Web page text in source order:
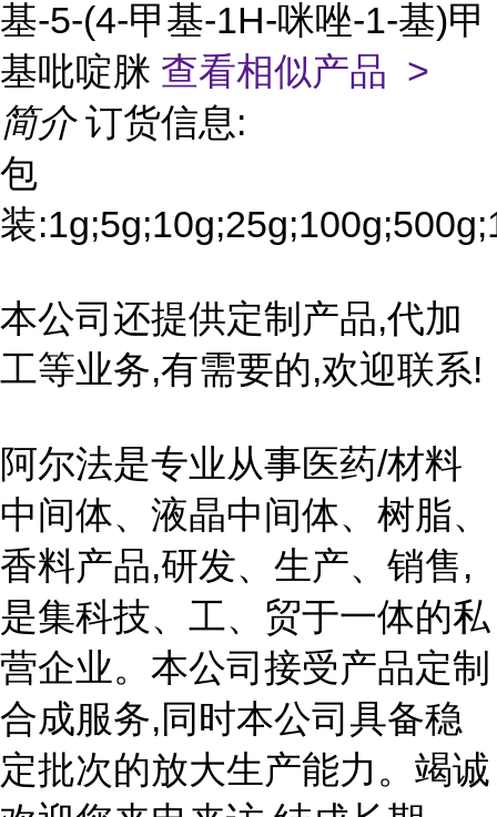
基-5-(4-甲基-1H-咪唑-1-基)甲
基吡啶脒 查看相似产品 >
简介 订货信息:
包
装
本公司还提供定制产品,代加
工等业务,有需要的,欢迎联系!
阿尔法是专业从事医药/材料
中间体、液晶中间体、树脂、
香料产品,研发、生产、销售,
是集科技、工、贸于一体的私
营企业。本公司接受产品定制
合成服务,同时本公司具备稳
定批次的放大生产能力。竭诚